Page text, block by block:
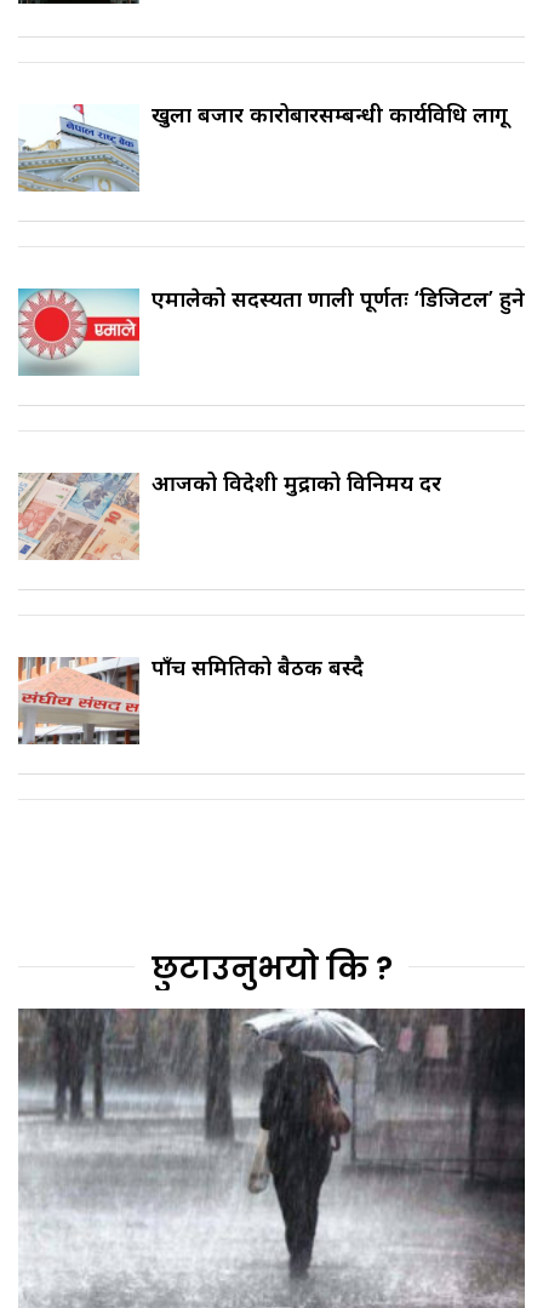
खुला बजार कारोबारसम्बन्धी कार्यविधि लागू
एमालेको सदस्यता प्रणाली पूर्णतः ‘डिजिटल’ हुने
आजको विदेशी मुद्राको विनिमय दर
पाँच समितिको बैठक बस्दै
छुटाउनुभयो कि ?